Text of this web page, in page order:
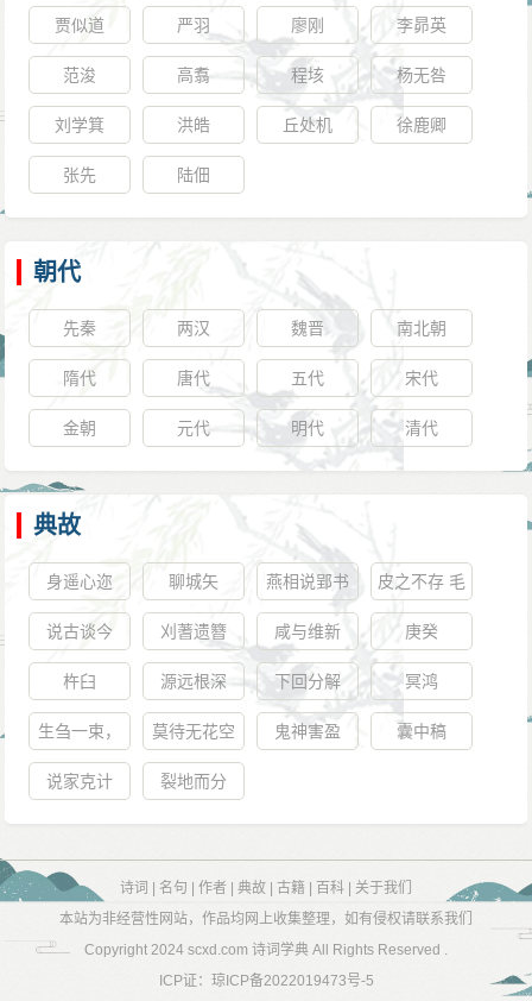
贾似道 严羽 廖刚 李昴英
范浚 高翥 程垓 杨无咎
刘学箕 洪皓 丘处机 徐鹿卿
张先 陆佃
朝代
先秦 两汉 魏晋 南北朝
隋代 唐代 五代 宋代
金朝 元代 明代 清代
典故
身遥心迩 聊城矢 燕相说郢书
皮之不存 毛
将焉附
说古谈今 刈蓍遗簪 咸与维新 庚癸
杵臼 源远根深 下回分解 冥鸿
生刍一束，
其人如玉
莫待无花空
折枝
鬼神害盈 囊中稿
说家克计 裂地而分
诗词 名句 作者 典故 古籍 百科
关于我们
本站为非经营性网站，作品均网上收集整理，如有侵权请联系我们
Copyright 2024 scxd.com 诗词学典 All Rights Reserved .
ICP证：
琼ICP备2022019473号-5